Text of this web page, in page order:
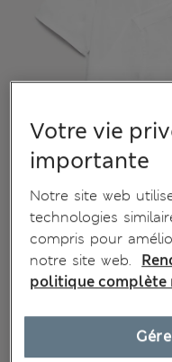
Votre vie
importante
Notre site web
technologies
compris pour
notre site web.
politique complète